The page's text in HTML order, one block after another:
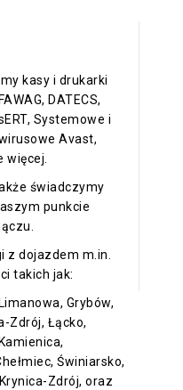
kasy i drukarki
DATECS,
Systemowe i
Avast,
więcej.
świadczymy
punkcie
z dojazdem m.in.
takich jak:
Grybów,
Zdrój, Łącko,
Świniarsko,
Zdrój, oraz